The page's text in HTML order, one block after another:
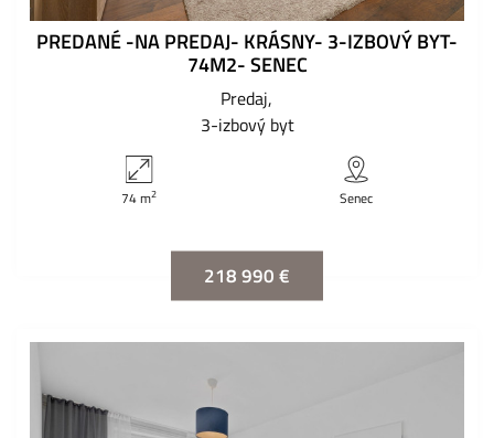
PREDANÉ -NA PREDAJ- KRÁSNY- 3-IZBOVÝ BYT-
74M2- SENEC
Predaj
3-izbový byt
74 m2 Senec
218 990 €